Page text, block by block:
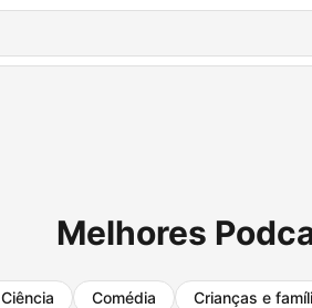
Melhores
Ciência Comédia Crianças e